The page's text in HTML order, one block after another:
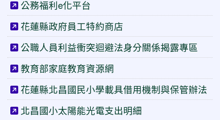
公務福利e化平台
花蓮縣政府員工特約商店
公職人員利益衝突迴避法身分關係揭露專區
教育部家庭教育資源網
花蓮縣北昌國民小學載具借用機制與保管辦法
北昌國小太陽能光電支出明細